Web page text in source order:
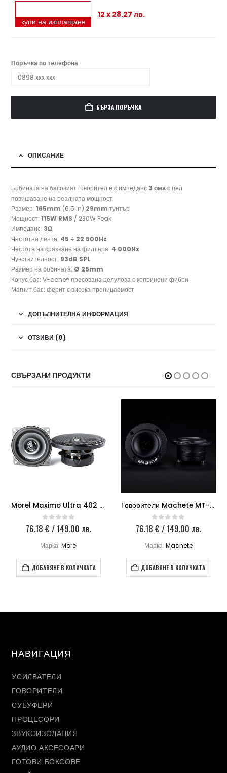
купи на изплащане
12 x 28.27 лв.
Поръчка по телефона
БЪРЗА ПОРЪЧКА
ОПИСАНИЕ
Бобината на басовият говорител е с импеданс 3 омас цел
повишаване на реалната мощност.
Размер: 165mm (6.5 in) 29mm туитър
Мощност:115W RMS / 230W Peak
Импеданс: 3Ω
Честотна лента: 45 ÷ 22 500Hz
Честота на срязване на филтъра: 4 000Hz
Чувствителност: 93dB SPL
Размер на бобината: Ø 25mm
Конус бас: V-cone® пресована целулоза с копринени фибри
Магнит бас: ферит с висока проницаемост
ДОПЪЛНИТЕЛНА ИНФОРМАЦИЯ
ОТЗИВИ (0)
СВЪРЗАНИ ПРОДУКТИ
Morel Maximo Ultra 402 Coax
0 out of 5
76.18€ / 149.00 лв.
Марка: Morel
ДОБАВЯНЕ В КОЛИЧКАТА
Говорители Machete MT-23NEO
0 out of 5
76.18 € / 149.00 лв.
Марка: Machete
ДОБАВЯНЕ В КОЛИЧКАТА
НАВИГАЦИЯ
УСИЛВАТЕЛИ
ГОВОРИТЕЛИ
СУБУФЕРИ
ПРОЦЕСОРИ
ЗВУКОИЗОЛАЦИЯ
АУДИО АКСЕСОАРИ
ГОТОВИ БОКСОВЕ